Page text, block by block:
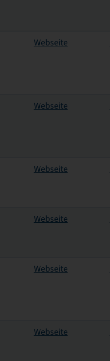
Webseite
Webseite
Webseite
Webseite
Webseite
Webseite